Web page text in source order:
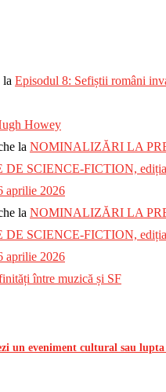
la Episodul 8: Sefiștii români
Howey
la NOMINALIZĂRI LA
SCIENCE-FICTION, ediția
aprilie 2026
la NOMINALIZĂRI LA
SCIENCE-FICTION, ediția
aprilie 2026
între muzică și SF
un eveniment cultural sau lupta